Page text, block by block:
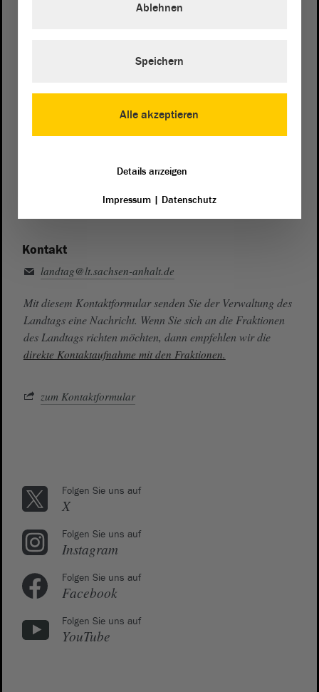
0391 / 560 - 0
Presse- und Öffentlichkeitsarbeit
Kontakt
landtag@lt.sachsen-anhalt.de
Mit diesem Kontaktformular senden Sie der Verwaltung des
Landtags eine Nachricht. Wenn Sie sich an die Fraktionen
des Landtags richten möchten, dann empfehlen wir die
direkte Kontaktaufnahme mit den Fraktionen.
zum Kontaktformular
Folgen Sie uns auf
X
Folgen Sie uns auf
Instagram
Folgen Sie uns auf
Facebook
Folgen Sie uns auf
YouTube
Alle akzeptieren
Ablehnen
Speichern
Details anzeigen
Impressum| Datenschutz